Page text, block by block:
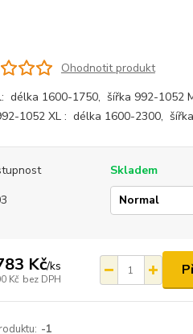
Ohodnotit produkt
délka 1600-1750, šířka 992-1052
1052 XL : délka 1600-2300,
Skladem
Kč/ks
Kč bez DPH
-1